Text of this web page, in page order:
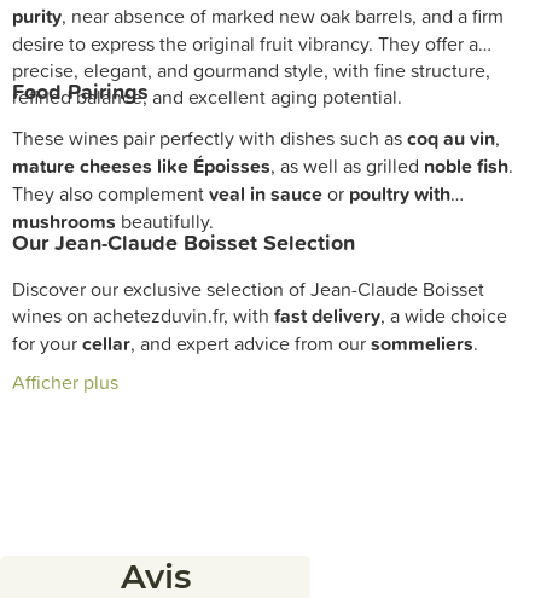
purity, near absence of marked new oak barrels, and a firm
desire to express the original fruit vibrancy. They offer a
precise, elegant, and gourmand style, with fine structure,
refined balance, and excellent aging potential.
Food Pairings
These wines pair perfectly with dishes such ascoq au vin,
mature cheeses like Époisses, as well as grilled noble fish.
They also complementveal in sauceor poultry with
mushrooms beautifully.
Our Jean-Claude Boisset Selection
Discover our exclusive selection of Jean-Claude Boisset
wines on achetezduvin.fr, with fast delivery, a wide choice
for yourcellar, and expert advice from oursommeliers.
Afficher plus
Avis